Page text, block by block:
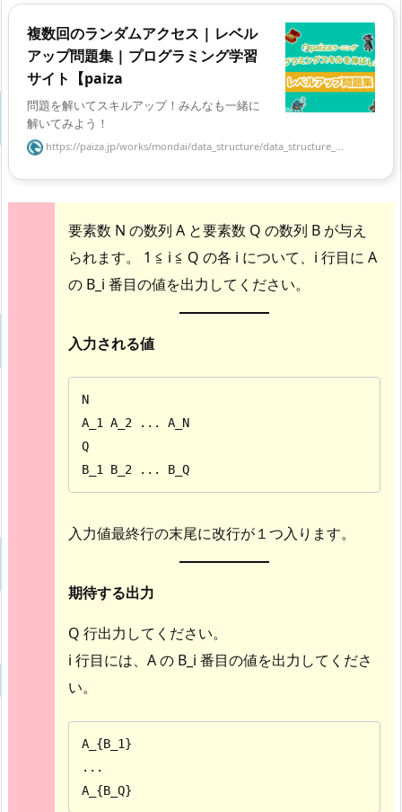
複数回のランダムアクセス | レベル
アップ問題集 | プログラミング学習
サイト【paiza
問題を解いてスキルアップ！みんなも一緒に
解いてみよう！
https://paiza.jp/works/mondai/data_structure/data_structure_...
要素数 N の数列 A と要素数 Q の数列 B が与え
られます。 1 ≦ i ≦ Q の各 i について、i 行目に A
の B_i 番目の値を出力してください。
入力される値
N
A_1 A_2 ... A_N
Q
B_1 B_2 ... B_Q
入力値最終行の末尾に改行が１つ入ります。
期待する出力
Q 行出力してください。
i 行目には、A の B_i 番目の値を出力してくださ
い。
A_{B_1}
...
A_{B_Q}